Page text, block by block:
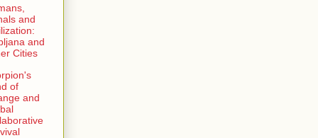
and
and
Cities
of
and